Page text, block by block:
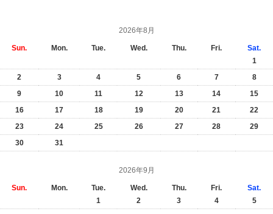
2026年8月
Sun. Mon. Tue. Wed. Thu. Fri.
Sat.
1
2
3 4 5 6 7
8
9
10 11 12 13 14
15
16
17 18 19 20 21
22
23
24 25 26 27 28
29
30
31
2026年9月
Sun. Mon. Tue. Wed. Thu. Fri.
Sat.
1
2 3 4
5